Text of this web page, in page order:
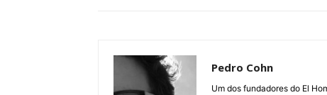
Pedro Cohn
Um dos fundadores do El